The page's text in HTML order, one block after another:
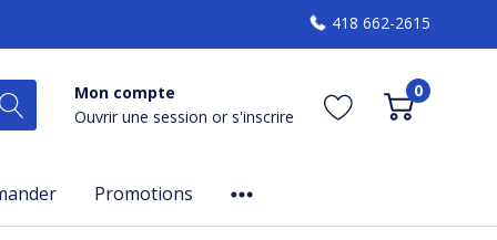
418 662-2615
Mon compte
Ouvrir une session or s'inscrire
0
Promotions